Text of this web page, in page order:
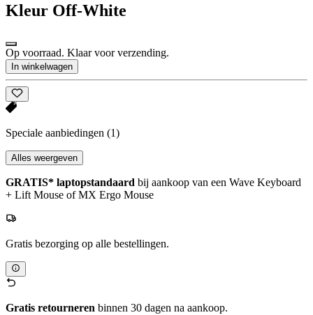
Kleur Off-White
Op voorraad. Klaar voor verzending.
In winkelwagen
Speciale aanbiedingen (1)
Alles weergeven
GRATIS* laptopstandaard bij aankoop van een Wave Keyboard
+ Lift Mouse of MX Ergo Mouse
Gratis bezorging op alle bestellingen.
Gratis retourneren binnen 30 dagen na aankoop.